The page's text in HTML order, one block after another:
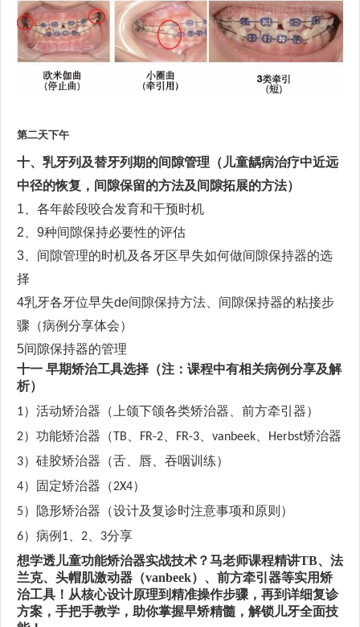
第二天下午
十、乳牙列及替牙列期的间隙管理（儿童龋病治疗中近远
中径的恢复，间隙保留的方法及间隙拓展的方法）
1
各年龄段咬合发育和干预时机
2
9种间隙保持必要性的评估
3
间隙管理的时机及各牙区早失如何做间隙保持器的选
择
4乳牙各牙位早失de间隙保持方法
间隙保持器的粘接步
骤 （病例分享体会）
5间隙保持器的管理
十一 早期矫治工具选择 （注：课程中有相关病例分享及解
析）
1） 活动矫治器 （上颌下颌各类矫治器、前方牵引器）
2） 功能矫治器 （ TB FR-2 FR-3 vanbeek Herbst矫治器
3） 硅胶矫治器 （舌、唇、吞咽训练）
4） 固定矫治器 （2X4）
5） 隐形矫治器 （设计及复诊时注意事项和原则）
6） 病例 1 2 3分享
想学透儿童功能矫治器实战技术？马老师课程精讲TB、法
兰克、头帽肌激动器（vanbeek）、前方牵引器等实用矫
治工具！从核心设计原理到精准操作步骤，再到详细复诊
方案，手把手教学，助你掌握早矫精髓，解锁儿牙全面技